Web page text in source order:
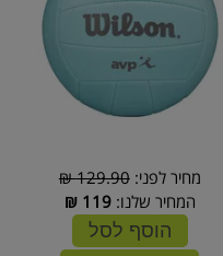
מחיר לפני:129.90 ₪
המחיר שלנו:119
₪
הוסף לסל